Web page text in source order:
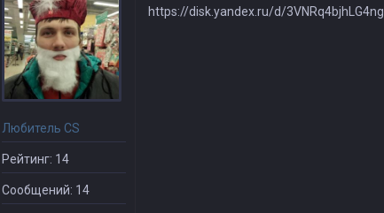
Любитель CS
Рейтинг: 14
Сообщений: 14
https://disk.yandex.ru/d/3VNRq4bjhLG4ng